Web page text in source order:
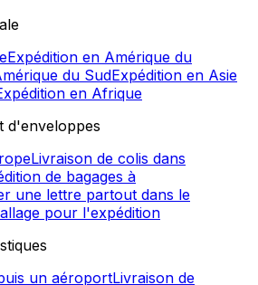
Expédition en Amérique du
du SudExpédition en Asie
en Afrique
d'enveloppes
Livraison de colis dans
de bagages à
une lettre partout dans le
pour l'expédition
un aéroportLivraison de